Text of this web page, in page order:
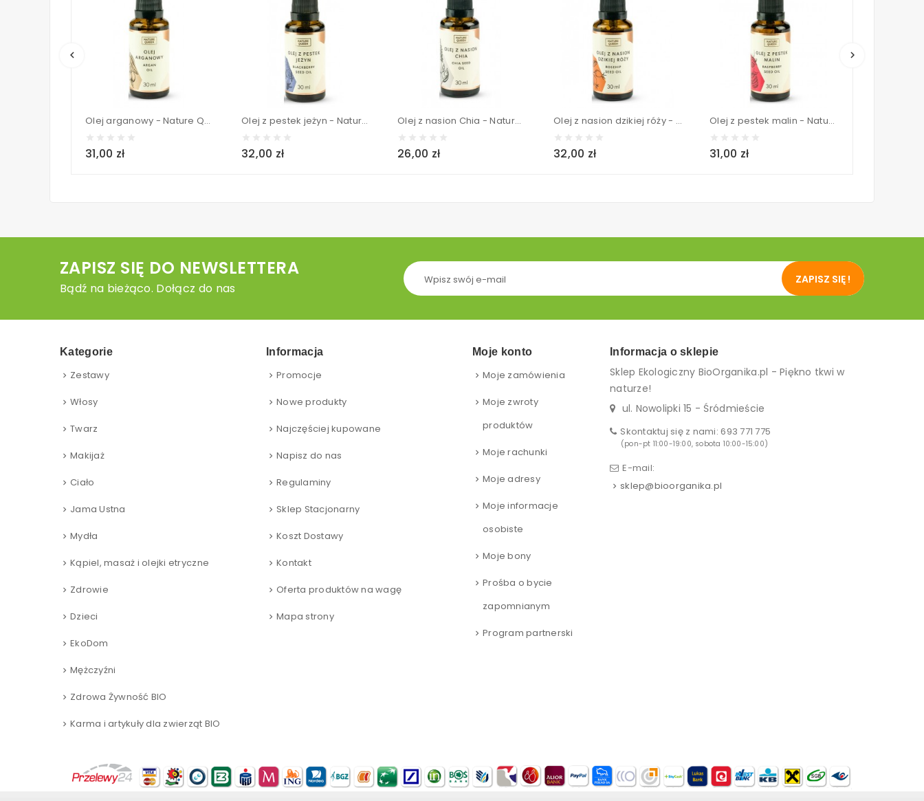
keyboard_arrow_left keyboard_arrow_right
Olej arganowy - Nature Queen 30 ml
31,00 zł
Olej z pestek jeżyn - Nature Queen 30 ml
32,00 zł
Olej z nasion Chia - Nature Queen 30 ml
26,00 zł
Olej z nasion dzikiej róży - Nature Queen 30 ml
32,00 zł
Olej z pestek malin - Nature Queen 30 ml
31,00 zł
ZAPISZ SIĘ DO NEWSLETTERA
Bądź na bieżąco. Dołącz do nas
ZAPISZ SIĘ !
Kategorie
Zestawy
Włosy
Twarz
Makijaż
Ciało
Jama Ustna
Mydła
Kąpiel, masaż i olejki etryczne
Zdrowie
Dzieci
EkoDom
Mężczyźni
Zdrowa Żywność BIO
Karma i artykuły dla zwierząt BIO
Informacja
Promocje
Nowe produkty
Najczęściej kupowane
Napisz do nas
Regulaminy
Sklep Stacjonarny
Koszt Dostawy
Kontakt
Oferta produktów na wagę
Mapa strony
Moje konto
Moje zamówienia
Moje zwroty
produktów
Moje rachunki
Moje adresy
Moje informacje
osobiste
Moje bony
Prośba o bycie
zapomnianym
Program partnerski
Informacja o sklepie
Sklep Ekologiczny BioOrganika.pl - Piękno tkwi w
naturze!
ul. Nowolipki 15 - Śródmieście
Skontaktuj się z nami:693 771 775
(pon-pt 11:00-19:00, sobota 10:00-15:00)
E-mail:
sklep@bioorganika.pl